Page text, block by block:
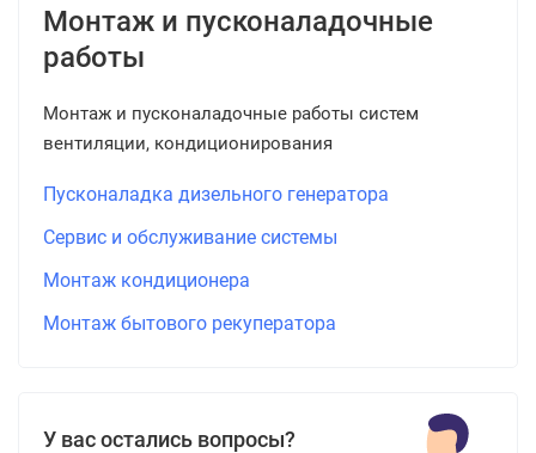
Монтаж и пусконаладочные
работы
Монтаж и пусконаладочные работы систем
вентиляции, кондиционирования
Пусконаладка дизельного генератора
Сервис и обслуживание системы
Монтаж кондиционера
Монтаж бытового рекуператора
У вас остались вопросы?